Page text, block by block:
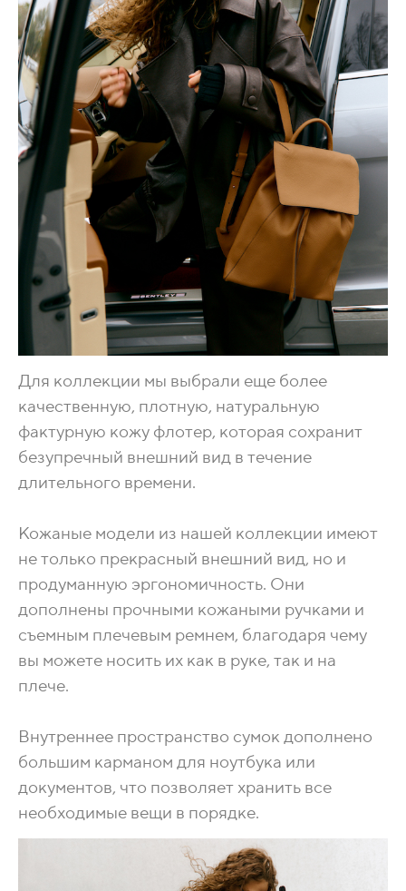
Для коллекции мы выбрали еще более
качественную, плотную, натуральную
фактурную кожу флотер, которая сохранит
безупречный внешний вид в течение
длительного времени.
Кожаные модели из нашей коллекции имеют
не только прекрасный внешний вид, но и
продуманную эргономичность. Они
дополнены прочными кожаными ручками и
съемным плечевым ремнем, благодаря чему
вы можете носить их как в руке, так и на
плече.
Внутреннее пространство сумок дополнено
большим карманом для ноутбука или
документов, что позволяет хранить все
необходимые вещи в порядке.